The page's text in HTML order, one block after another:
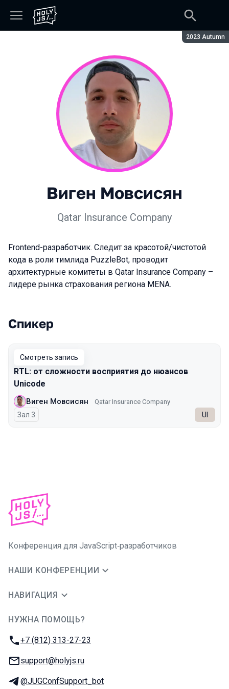
Сезон:
2023 Autumn
Виген Мовсисян
Qatar Insurance Company
Frontend-разработчик. Следит за красотой/чистотой
кода в роли тимлида PuzzleBot, проводит
архитектурные комитеты в Qatar Insurance Company –
лидере рынка страхования региона MENA.
Выступления в сезоне 2023 Autumn
Спикер
Смотреть запись
RTL: от сложности восприятия до нюансов
Unicode
Виген Мовсисян Qatar Insurance Company
Зал 3 UI
Конференция для JavaScript‑разработчиков
НАШИ КОНФЕРЕНЦИИ
НАВИГАЦИЯ
НУЖНА ПОМОЩЬ?
Телефон:
+7 (812) 313-27-23
E-mail:
support@holyjs.ru
Телеграм:
@JUGConfSupport_bot